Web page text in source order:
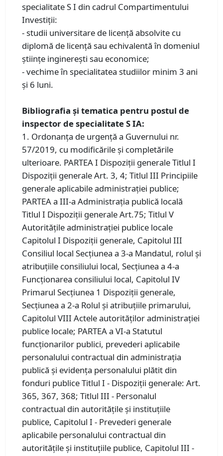
specialitate S I din cadrul Compartimentului
Investiții:
- studii universitare de licenţă absolvite cu
diplomă de licenţă sau echivalentă în domeniul
ştiinţe inginereşti sau economice;
- vechime în specialitatea studiilor minim 3 ani
și 6 luni.
Bibliografia și tematica pentru postul de
inspector de specialitate S IA:
1. Ordonanța de urgență a Guvernului nr.
57/2019, cu modificările şi completările
ulterioare. PARTEA I Dispoziţii generale Titlul I
Dispoziţii generale Art. 3, 4; Titlul III Principiile
generale aplicabile administraţiei publice;
PARTEA a III-a Administraţia publică locală
Titlul I Dispoziţii generale Art.75; Titlul V
Autorităţile administraţiei publice locale
Capitolul I Dispoziţii generale, Capitolul III
Consiliul local Secţiunea a 3-a Mandatul, rolul şi
atribuţiile consiliului local, Secţiunea a 4-a
Funcţionarea consiliului local, Capitolul IV
Primarul Secţiunea 1 Dispoziţii generale,
Secţiunea a 2-a Rolul şi atribuţiile primarului,
Capitolul VIII Actele autorităţilor administraţiei
publice locale; PARTEA a VI-a Statutul
funcţionarilor publici, prevederi aplicabile
personalului contractual din administraţia
publică şi evidenţa personalului plătit din
fonduri publice Titlul I - Dispoziţii generale: Art.
365, 367, 368; Titlul III - Personalul
contractual din autorităţile şi instituţiile
publice, Capitolul I - Prevederi generale
aplicabile personalului contractual din
autorităţile şi instituţiile publice, Capitolul III -